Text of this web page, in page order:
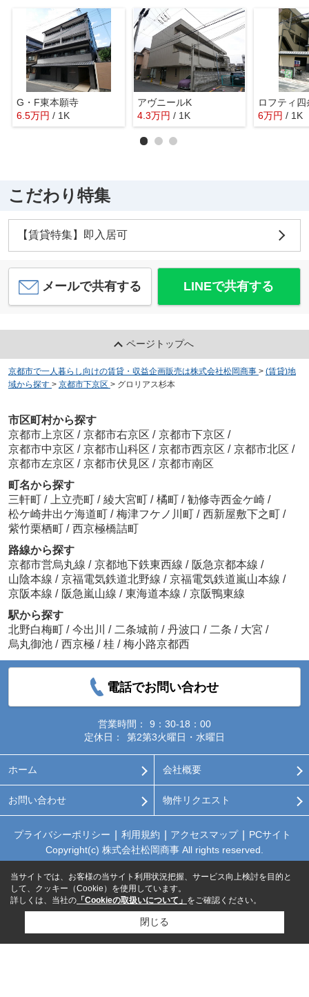
G・F東本願寺
6.5万円 / 1K
アヴニールK
4.3万円 / 1K
ロフティ四
6万円 / 1K
こだわり特集
【賃貸特集】即入居可
メールで共有する LINEで共有する
ページトップへ
京都市で一人暮らし向けの賃貸・収益企画販売は株式会社松岡商事 > (賃貸)地
域から探す > 京都市下京区 > グロリアス杉本
市区町村から探す
京都市上京区 / 京都市右京区 / 京都市下京区 /
京都市中京区 / 京都市山科区 / 京都市西京区 / 京都市北区 /
京都市左京区 / 京都市伏見区 / 京都市南区
町名から探す
三軒町 / 上立売町 / 綾大宮町 / 橘町 / 勧修寺西金ケ崎 /
松ケ崎井出ケ海道町 / 梅津フケノ川町 / 西新屋敷下之町 /
紫竹栗栖町 / 西京極橋詰町
路線から探す
京都市営烏丸線 / 京都地下鉄東西線 / 阪急京都本線 /
山陰本線 / 京福電気鉄道北野線 / 京福電気鉄道嵐山本線 /
京阪本線 / 阪急嵐山線 / 東海道本線 / 京阪鴨東線
駅から探す
北野白梅町 / 今出川 / 二条城前 / 丹波口 / 二条 / 大宮 /
烏丸御池 / 西京極 / 桂 / 梅小路京都西
電話でお問い合わせ
営業時間：
9：30-18：00
定休日：
第2第3火曜日・水曜日
ホーム 会社概要
お問い合わせ 物件リクエスト
プライバシーポリシー 利用規約 アクセスマップ
PCサイト
Copyright(c) 株式会社松岡商事 All rights reserved.
当サイトでは、お客様の当サイト利用状況把握、サービス向上検討を目的と
して、クッキー（Cookie）を使用しています。
詳しくは、当社の 「Cookieの取扱いについて」 をご確認ください。
閉じる